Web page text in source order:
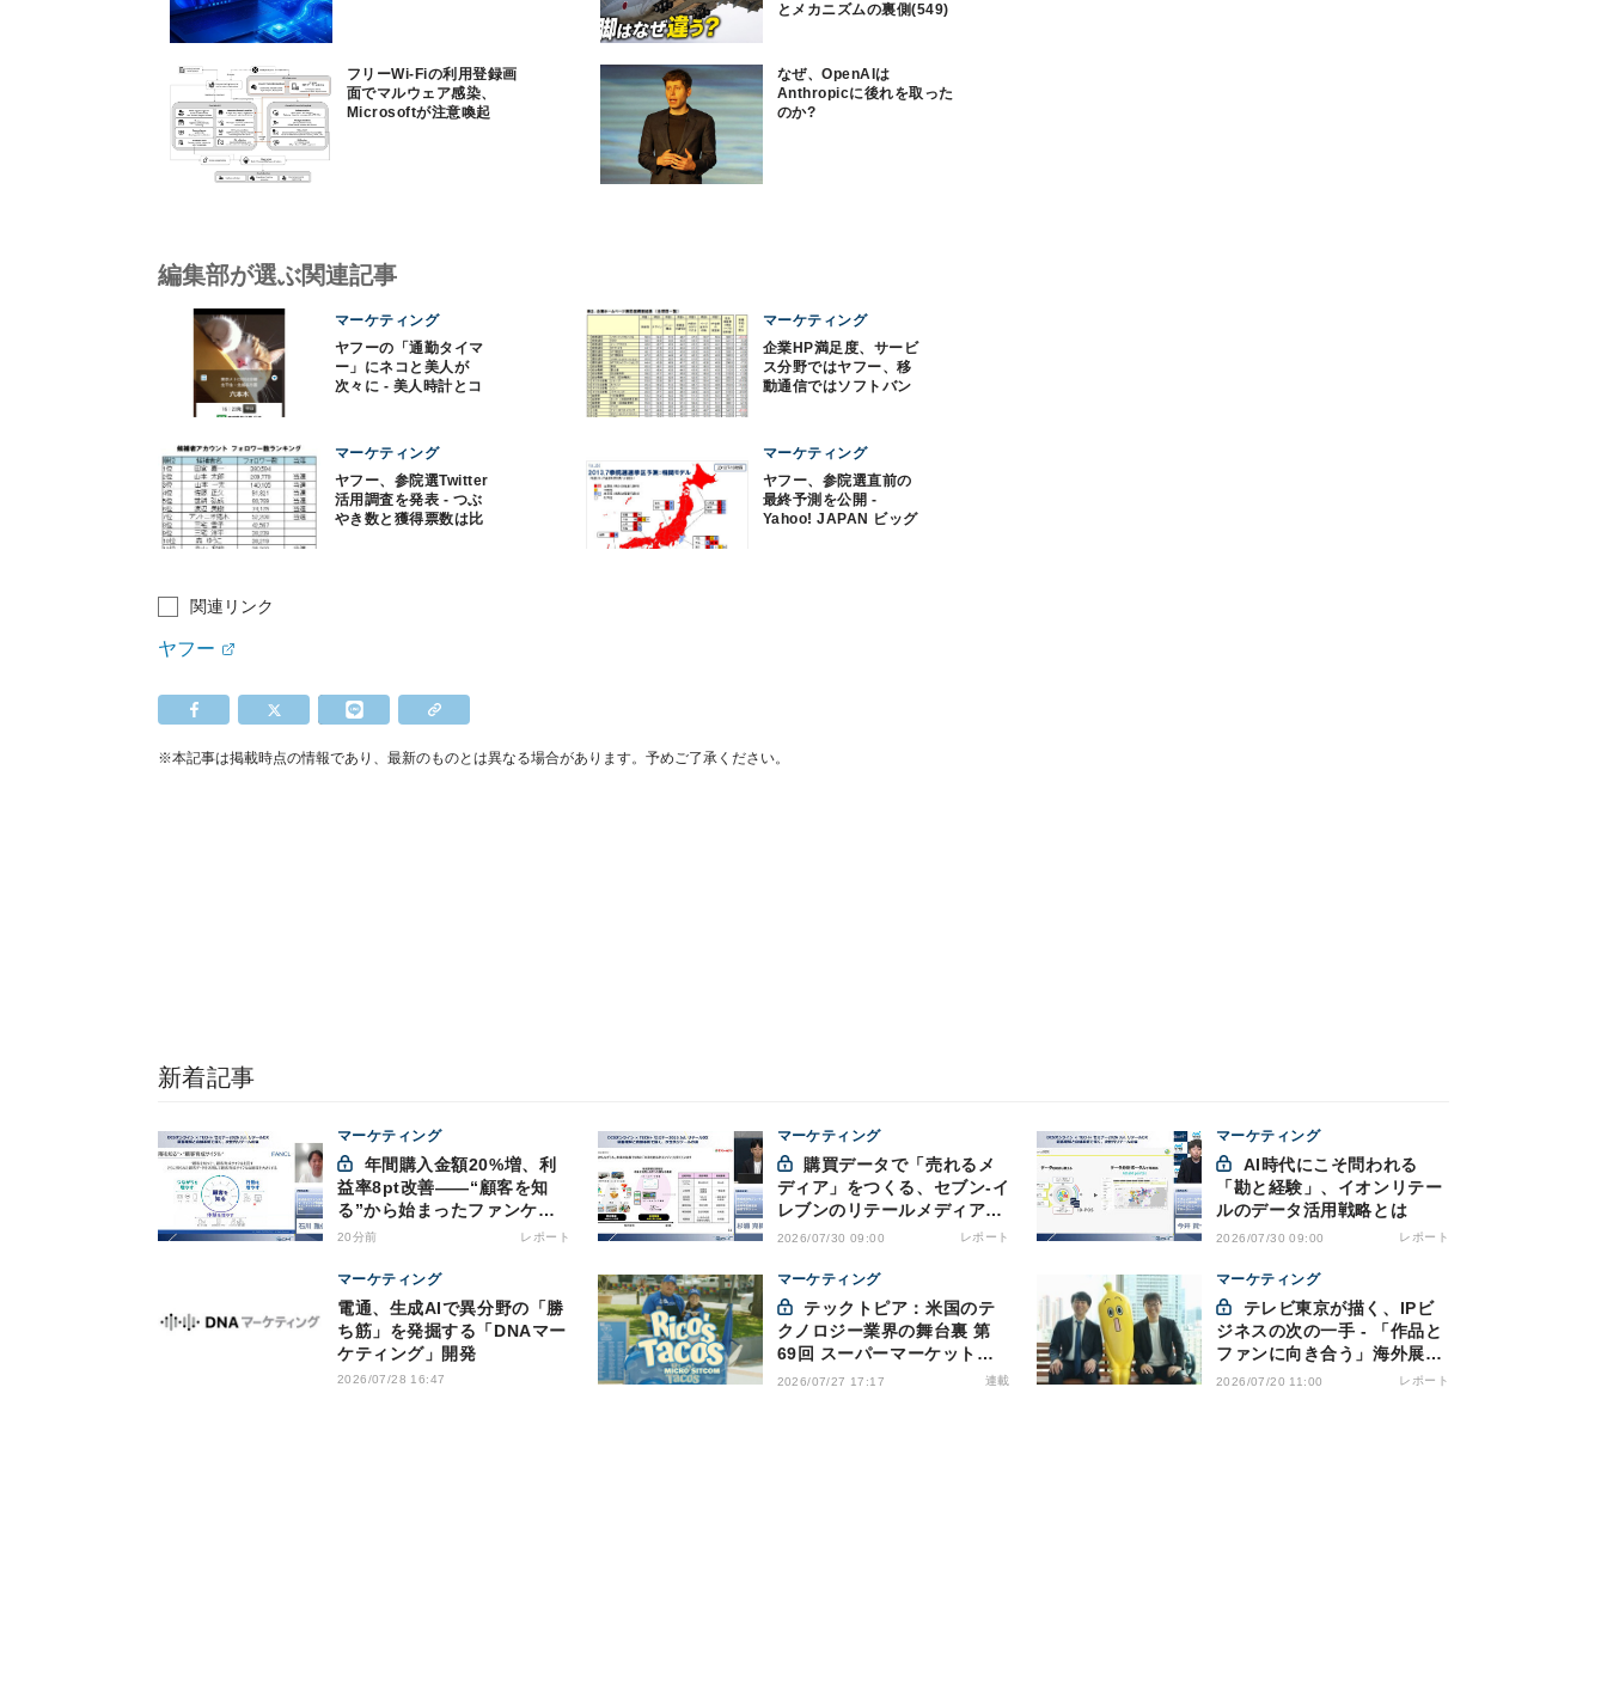
とメカニズムの裏側(549)
フリーWi-Fiの利用登録画
面でマルウェア感染、
Microsoftが注意喚起
なぜ、OpenAIは
Anthropicに後れを取った
のか?
編集部が選ぶ関連記事
マーケティング
ヤフーの「通勤タイマ
ー」にネコと美人が
次々に - 美人時計とコ
マーケティング
企業HP満足度、サービ
ス分野ではヤフー、移
動通信ではソフトバン
マーケティング
ヤフー、参院選Twitter
活用調査を発表 - つぶ
やき数と獲得票数は比
マーケティング
ヤフー、参院選直前の
最終予測を公開 -
Yahoo! JAPAN ビッグ
関連リンク
ヤフー
※本記事は掲載時点の情報であり、最新のものとは異なる場合があります。予めご了承ください。
新着記事
マーケティング
益率8pt改善——“顧客を知
る”から始まったファンケル
の通販変革と、次に見据える
20分前 レポート
マーケティング
購買データで「売れるメ
ディア」をつくる、セブン-イ
レブンのリテールメディア戦
略
2026/07/30 09:00 レポート
マーケティング
「勘と経験」、イオンリテー
ルのデータ活用戦略とは
2026/07/30 09:00 レポート
マーケティング
電通、生成AIで異分野の「勝
ち筋」を発掘する「DNAマー
ケティング」開発
2026/07/28 16:47
マーケティング
クノロジー業界の舞台裏 第
69回 スーパーマーケットが
ドラマを制作・配信 - 物語で
2026/07/27 17:17 連載
マーケティング
ジネスの次の一手 - 「作品と
ファンに向き合う」海外展開
とは
2026/07/20 11:00 レポート